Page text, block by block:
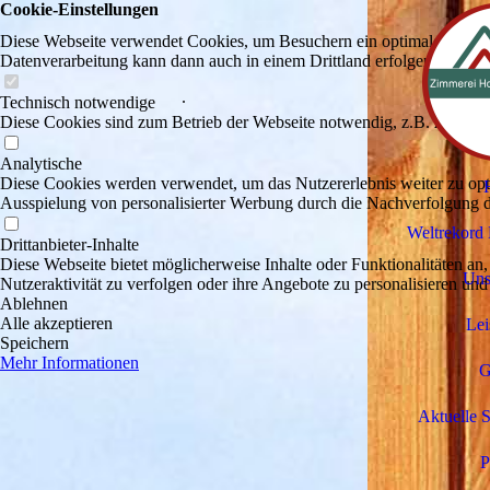
.
Weltrekord
Aktuelle
Cookie-Einstellungen
Diese Webseite verwendet Cookies, um Besuchern ein optimales
Datenverarbeitung kann dann auch in einem Drittland erfolgen.
Technisch notwendige
Diese Cookies sind zum Betrieb der Webseite notwendig, z.B. zum
Analytische
Diese Cookies werden verwendet, um das Nutzererlebnis weiter zu
Ausspielung von personalisierter Werbung durch die Nachverfolgung
Drittanbieter-Inhalte
Diese Webseite bietet möglicherweise Inhalte oder Funktionalitäten
Nutzeraktivität zu verfolgen oder ihre Angebote zu personalisieren
Ablehnen
Alle akzeptieren
Speichern
Mehr Informationen